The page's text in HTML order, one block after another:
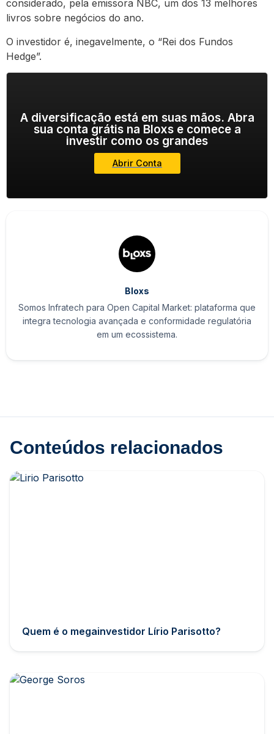
considerado, pela emissora NBC, um dos 13 melhores
livros sobre negócios do ano.
O investidor é, inegavelmente, o “Rei dos Fundos
Hedge”.
A diversificação está em suas mãos. Abra
sua conta grátis na Bloxs e comece a
investir como os grandes
Abrir Conta
Bloxs
Somos Infratech para Open Capital Market: plataforma que
integra tecnologia avançada e conformidade regulatória
em um ecossistema.
Conteúdos relacionados
Quem é o megainvestidor Lírio Parisotto?